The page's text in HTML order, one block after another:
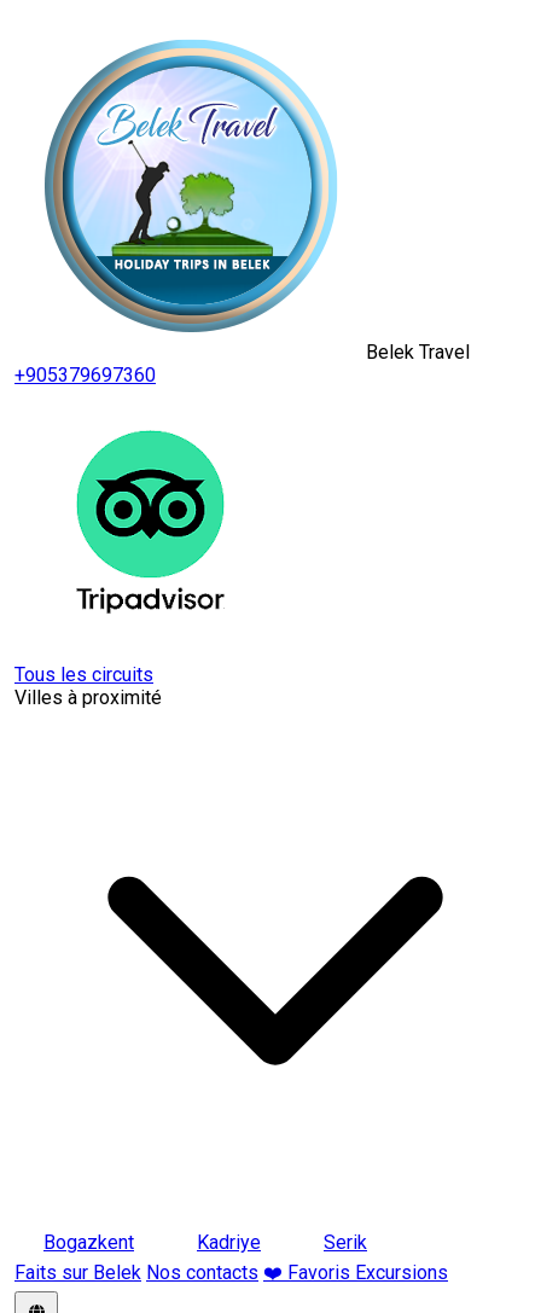
Belek Travel
+905379697360
Tous les circuits
Villes à proximité
Bogazkent Kadriye
Serik
Faits sur Belek Nos contacts ❤️ Favoris Excursions